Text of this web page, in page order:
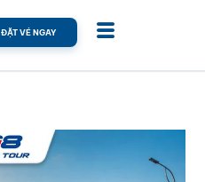
ĐẶT VÉ NGAY